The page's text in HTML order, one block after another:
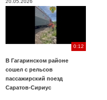
20.05.2026
0:12
В Гагаринском районе
сошел с рельсов
пассажирский поезд
Саратов-Сириус